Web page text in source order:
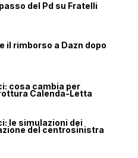
del Pd su Fratelli
il rimborso a Dazn dopo
cosa cambia per
Calenda-Letta
le simulazioni dei
del centrosinistra